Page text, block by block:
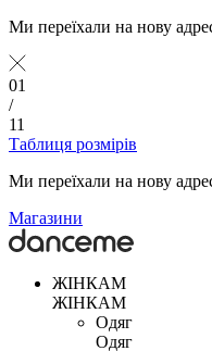
Ми переїхали на нову
01
/
11
Таблиця розмірів
Ми переїхали на нову
Магазини
ЖІНКАМ
ЖІНКАМ
Одяг
Одяг